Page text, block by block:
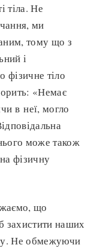
тіла. Не
ми
тому що з
і
фізичне тіло
«Немає
в неї, могло
може також
фізичну
що
захистити наших
Не обмежуючи